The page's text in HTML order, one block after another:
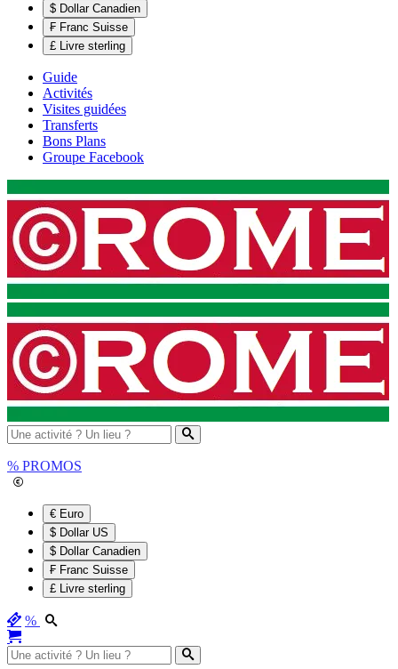
$ Dollar Canadien
₣ Franc Suisse
£ Livre sterling
Guide
Activités
Visites guidées
Transferts
Bons Plans
Groupe Facebook
% PROMOS
€ Euro
$ Dollar US
$ Dollar Canadien
₣ Franc Suisse
£ Livre sterling
%